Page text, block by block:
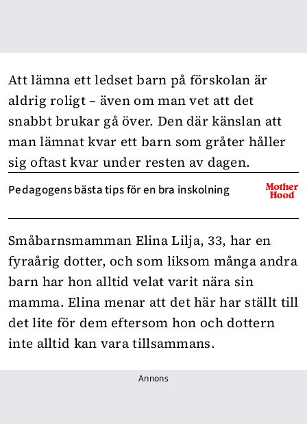
Att lämna ett ledset barn på förskolan är
aldrig roligt – även om man vet att det
snabbt brukar gå över. Den där känslan att
man lämnat kvar ett barn som gråter håller
sig oftast kvar under resten av dagen.
Pedagogens bästa tips för en bra inskolning
Småbarnsmamman Elina Lilja, 33, har en
fyraårig dotter, och som liksom många andra
barn har hon alltid velat varit nära sin
mamma. Elina menar att det här har ställt till
det lite för dem eftersom hon och dottern
inte alltid kan vara tillsammans.
Annons